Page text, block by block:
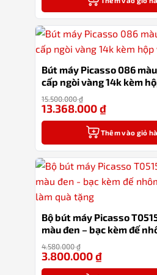
Bút máy Picasso 086
cấp ngòi vàng 14k kèm
hãng
15.500.000₫
13.368.000₫
Thêm vào giỏ
Bộ bút máy Picasso
màu đen – bạc kèm đế
hộp làm quà tặng
4.580.000₫
3.800.000₫